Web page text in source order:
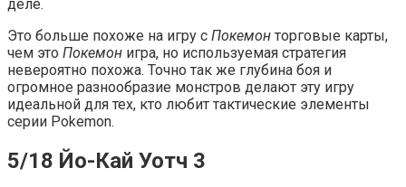
деле.
Это больше похоже на игру с Покемон торговые карты,
чем это Покемон игра, но используемая стратегия
невероятно похожа. Точно так же глубина боя и
огромное разнообразие монстров делают эту игру
идеальной для тех, кто любит тактические элементы
серии Pokemon.
5/18 Йо-Кай Уотч 3